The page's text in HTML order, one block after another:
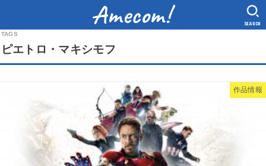
SEARCH
ピエトロ・マキシモフ
作品情報